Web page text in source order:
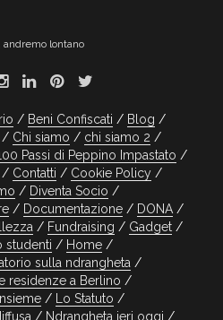
andremo lontano
Beni Confiscati
Blog
Chi siamo
chi siamo 2
Passi di Peppino Impastato
Contatti
Cookie Policy
Diventa Socio
Documentazione
DONA
Fundraising
Gadget
studenti
Home
sulla ndrangheta
residenze a Berlino
Lo Statuto
Ndrangheta ieri oggi